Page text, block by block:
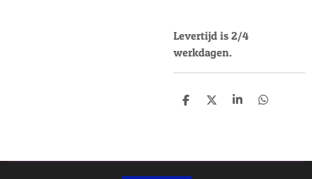
Levertijd is 2/4
werkdagen.
D
D
S
D